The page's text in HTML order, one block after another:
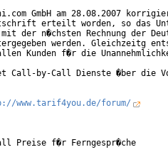
GmbH am 28.08.2007
erteilt worden, so das
der n�chsten Rechnung der
werden. Gleichzeitg
Kunden f�r die
Call-by-Call Dienste �ber die
www.tarif4you.de/forum/
Preise f�r Ferngespr�che